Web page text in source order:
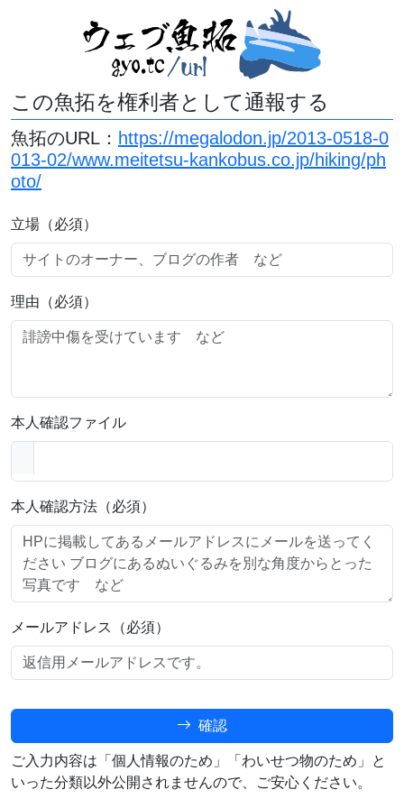
この魚拓を権利者として通報する
魚拓のURL： https://megalodon.jp/2013-0518-0
013-02/www.meitetsu-kankobus.co.jp/hiking/ph
oto/
立場（必須）
理由（必須）
本人確認ファイル
本人確認方法（必須）
メールアドレス（必須）
確認
ご入力内容は「個人情報のため」「わいせつ物のため」と
いった分類以外公開されませんので、ご安心ください。